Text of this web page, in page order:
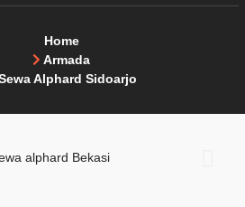
Home
Armada
Alphard Sidoarjo